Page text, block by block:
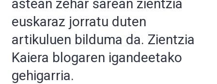
astean zehar sarean zientzia
euskaraz jorratu duten
artikuluen bilduma da. Zientzia
Kaiera blogaren igandeetako
gehigarria.